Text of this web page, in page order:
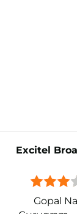
Excitel
Gopal